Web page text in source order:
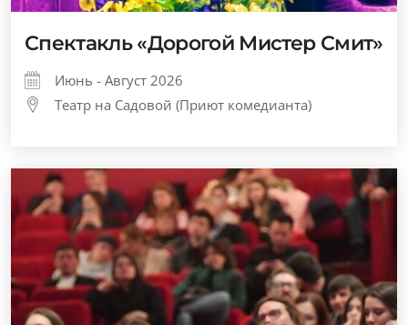
Спектакль «Дорогой Мистер Смит»
Июнь - Август 2026
Театр на Садовой (Приют комедианта)